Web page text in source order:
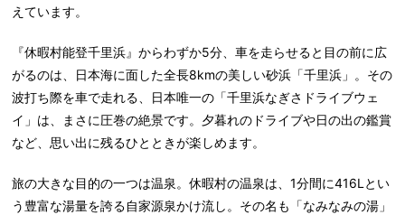
えています。
『休暇村能登千里浜』からわずか5分、車を走らせると目の前に広
がるのは、日本海に面した全長8kmの美しい砂浜「千里浜」。その
波打ち際を車で走れる、日本唯一の「千里浜なぎさドライブウェ
イ」は、まさに圧巻の絶景です。夕暮れのドライブや日の出の鑑賞
など、思い出に残るひとときが楽しめます。
旅の大きな目的の一つは温泉。休暇村の温泉は、1分間に416Lとい
う豊富な湯量を誇る自家源泉かけ流し。その名も「なみなみの湯」